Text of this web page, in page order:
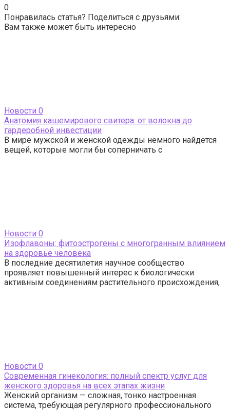
0
Понравилась статья? Поделиться с друзьями:
Вам также может быть интересно
Новости 0
Анатомия кашемирового свитера: от волокна до
гардеробной инвестиции
В мире мужской и женской одежды немного найдётся
вещей, которые могли бы соперничать с
Новости 0
Изофлавоны: фитоэстрогены с многогранным влиянием
на здоровье человека
В последние десятилетия научное сообщество
проявляет повышенный интерес к биологически
активным соединениям растительного происхождения,
Новости 0
Современная гинекология: полный спектр услуг для
женского здоровья на всех этапах жизни
Женский организм — сложная, тонко настроенная
система, требующая регулярного профессионального